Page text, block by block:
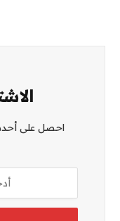
احصل على أحدث